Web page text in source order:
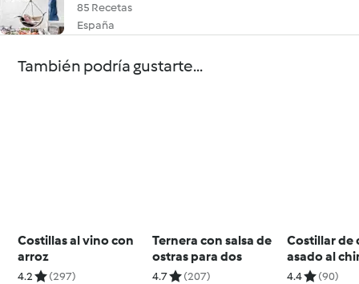
85 Recetas
España
También podría gustarte...
Costillas al vino con
arroz
4.2 (297)
Ternera con salsa de
ostras para dos
4.7 (207)
Costillar de
asado al
con
4.4 (90)